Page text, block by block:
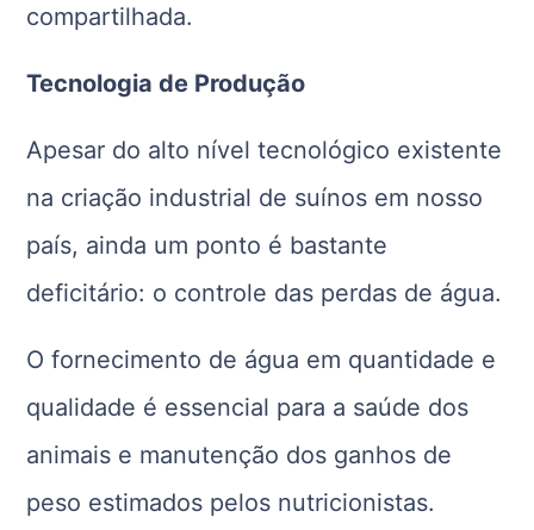
compartilhada.
Tecnologia de Produção
Apesar do alto nível tecnológico existente
na criação industrial de suínos em nosso
país, ainda um ponto é bastante
deficitário: o controle das perdas de água.
O fornecimento de água em quantidade e
qualidade é essencial para a saúde dos
animais e manutenção dos ganhos de
peso estimados pelos nutricionistas.